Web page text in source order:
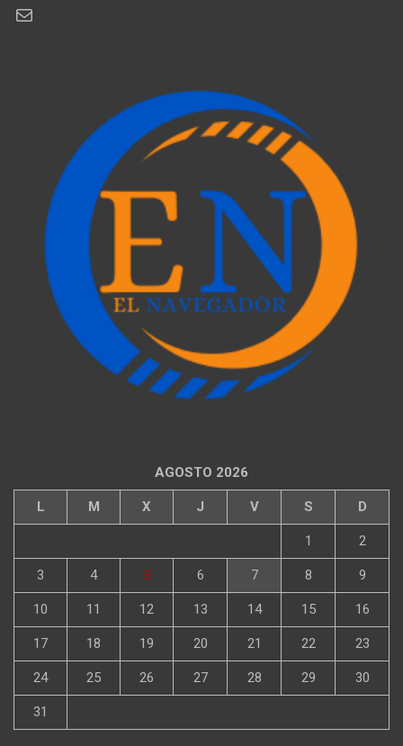
Correo electrónico
AGOSTO 2026
L M X J V S D
1 2
3 4 5 6 7 8 9
10 11 12 13 14 15 16
17 18 19 20 21 22 23
24 25 26 27 28 29 30
31